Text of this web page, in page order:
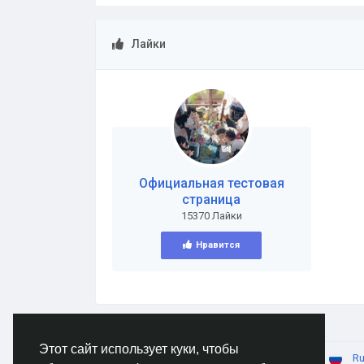
Этот сайт использует куки, чтобы
Лайки
Официальная тестовая
страница
15370 Лайки
Нравится
© 2026 AnimeSocial.SU - Первая аниме сеть!